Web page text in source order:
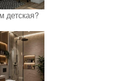
детская?